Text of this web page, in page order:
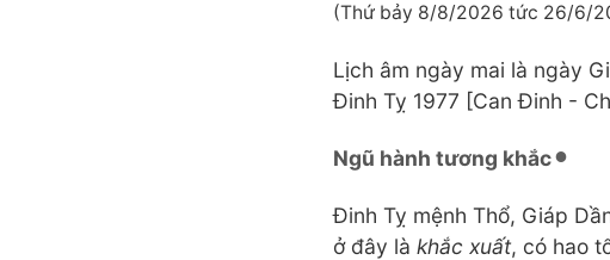
(Thứ bảy 8/8/2026 tức 26/6/
Lịch âm ngày mai là ngày
Đinh Tỵ 1977 [Can Đinh -
Ngũ hành tương khắc
Đinh Tỵ mệnh Thổ, Giáp
ở đây làkhắc xuất, có hao